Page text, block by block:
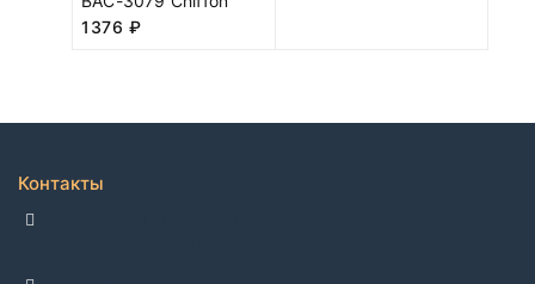
1376 ₽
Контакты